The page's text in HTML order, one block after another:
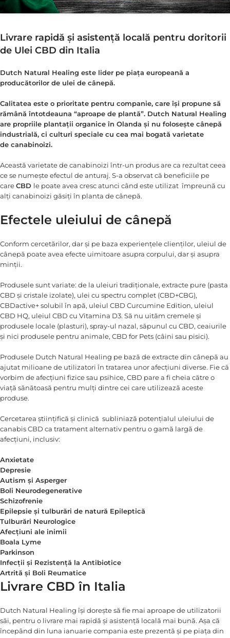
Livrare rapidă și asistență locală pentru doritorii
de Ulei CBD din Italia
Dutch Natural Healing este lider pe piața europeană a
producătorilor de ulei de cânepă.
Calitatea este o prioritate pentru companie, care își propune să
rămână întotdeauna “aproape de plantă”. Dutch Natural Healing
are propriile plantații organice în Olanda și nu folosește cânepă
industrială, ci culturi speciale cu cea mai bogată varietate
de canabinoizi.
Această varietate de canabinoizi într-un produs are ca rezultat ceea
ce se numește efectul de anturaj. S-a observat că beneficiile pe
careCBD le poate avea cresc atunci când este utilizat împreună cu
alți canabinoizi găsiți în planta de cânepă.
Efectele uleiului de cânepă
Conform cercetărilor, dar și pe baza experiențele clienților, uleiul de
cânepă poate avea efecte uimitoare asupra corpului, dar și asupra
minții.
Produsele sunt variate: de la uleiuri tradiționale, extracte pure (pasta
CBD și cristale izolate), ulei cu spectru complet (CBD+CBG),
CBDactive+ solubil în apă, uleiul CBD Curcumine Edition, uleiul
CBD HQ, uleiul CBD cu Vitamina D3. Să nu uităm cremele și
produsele locale (plasturi), spray-ul nazal, săpunul cu CBD, ceaiurile
și nici produsele pentru animale, CBD for Pets (câini sau pisici).
Produsele Dutch Natural Healing pe bază de extracte din cânepă au
ajutat milioane de utilizatori în tratarea unor afecțiuni diverse. Fie că
vorbim de afecțiuni fizice sau psihice, CBD pare a fi cheia către o
viață sănătoasă pentru mulți dintre cei care utilizează aceste
produse.
Cercetarea științifică și clinică subliniază potențialul uleiului de
canabis CBD ca tratament alternativ pentru o gamă largă de
afecțiuni, inclusiv:
Anxietate
Depresie
Autism și Asperger
Boli Neurodegenerative
Schizofrenie
Epilepsie și tulburări de natură Epileptică
Tulburări Neurologice
Afecțiuni ale inimii
Boala Lyme
Parkinson
Infecții și Rezistență la Antibiotice
Artrită și Boli Reumatice
Livrare CBD în Italia
Dutch Natural Healing își dorește să fie mai aproape de utilizatorii
săi, pentru o livrare mai rapidă și asistență locală mai bună. Așa că
începând din luna ianuarie compania este prezentă și pe piața din